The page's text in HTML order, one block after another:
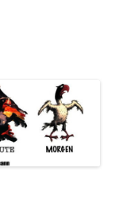
dieser unserer